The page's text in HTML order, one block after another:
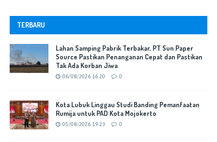
TERBARU
Lahan Samping Pabrik Terbakar, PT Sun Paper
Source Pastikan Penanganan Cepat dan Pastikan
Tak Ada Korban Jiwa
06/08/2026 16:20 0
Kota Lubuk Linggau Studi Banding Pemanfaatan
Rumija untuk PAD Kota Mojokerto
05/08/2026 19:23 0